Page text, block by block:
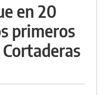
en 20
primeros